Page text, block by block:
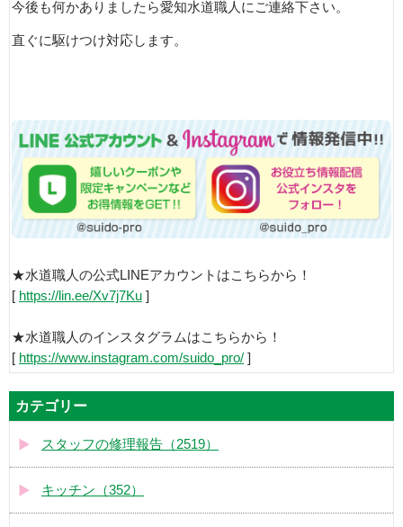
今後も何かありましたら愛知水道職人にご連絡下さい。
直ぐに駆けつけ対応します。
★水道職人の公式LINEアカウントはこちらから！
[ https://lin.ee/Xv7j7Ku ]
★水道職人のインスタグラムはこちらから！
[ https://www.instagram.com/suido_pro/ ]
カテゴリー
スタッフの修理報告（2519）
キッチン（352）